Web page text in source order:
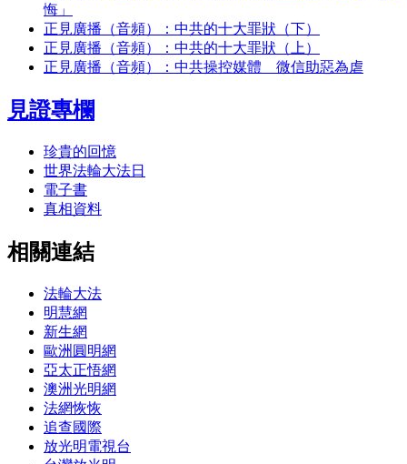
悔」
正見廣播（音頻）：中共的十大罪狀（下）
正見廣播（音頻）：中共的十大罪狀（上）
正見廣播（音頻）：中共操控媒體 微信助惡為虐
見證專欄
珍貴的回憶
世界法輪大法日
電子書
真相資料
相關連結
法輪大法
明慧網
新生網
歐洲圓明網
亞太正悟網
澳洲光明網
法網恢恢
追查國際
放光明電視台